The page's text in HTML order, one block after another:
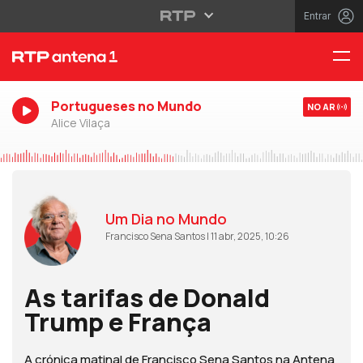
Entrar
Portugueses no Mundo
Alice Vilaça
NO AR
Um Dia no Mundo
Francisco Sena Santos | 11 abr, 2025, 10:26
As tarifas de Donald
Trump e França
A crónica matinal de Francisco Sena Santos na Antena